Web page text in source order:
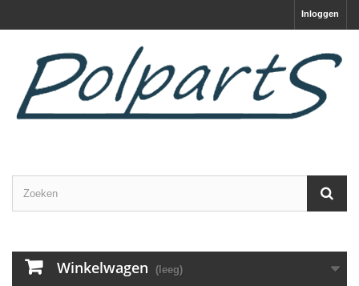
Inloggen
Winkelwagen (leeg)